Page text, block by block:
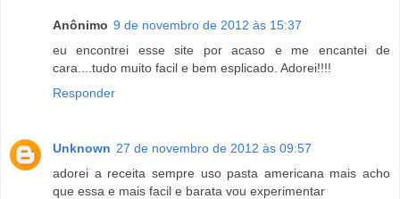
Anônimo 9 de novembro de 2012 às 15:37
eu encontrei esse site por acaso e me encantei de
cara....tudo muito facil e bem esplicado. Adorei!!!!
Responder
Unknown 27 de novembro de 2012 às 09:57
adorei a receita sempre uso pasta americana mais acho
que essa e mais facil e barata vou experimentar